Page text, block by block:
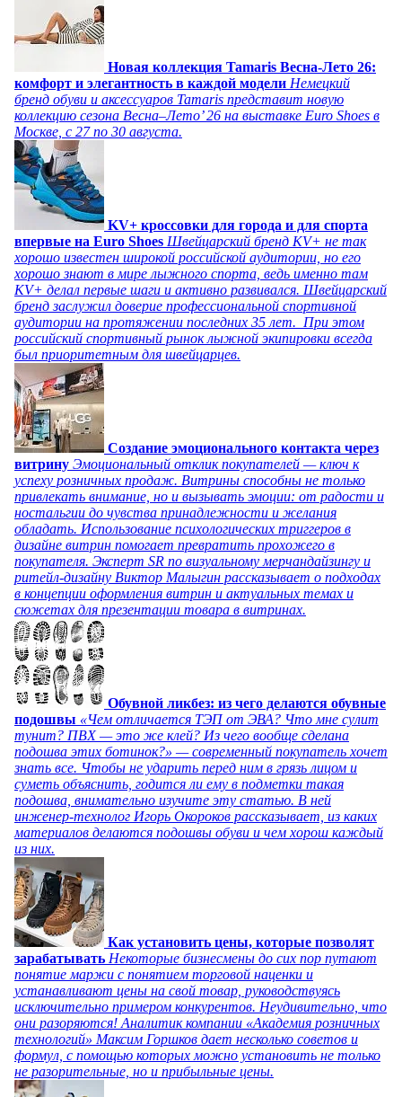
Новая коллекция Tamaris Весна-Лето 26:
комфорт и элегантность в каждой модели Немецкий
бренд обуви и аксессуаров Tamaris представит новую
коллекцию сезона Весна–Лето’ 26 на выставке Euro Shoes в
Москве, с 27 по 30 августа.
KV+ кроссовки для города и для спорта
впервые на Euro Shoes Швейцарский бренд KV+ не так
хорошо известен широкой российской аудитории, но его
хорошо знают в мире лыжного спорта, ведь именно там
KV+ делал первые шаги и активно развивался. Швейцарский
бренд заслужил доверие профессиональной спортивной
аудитории на протяжении последних 35 лет. При этом
российский спортивный рынок лыжной экипировки всегда
был приоритетным для швейцарцев.
Создание эмоционального контакта через
витрину Эмоциональный отклик покупателей — ключ к
успеху розничных продаж. Витрины способны не только
привлекать внимание, но и вызывать эмоции: от радости и
ностальгии до чувства принадлежности и желания
обладать. Использование психологических триггеров в
дизайне витрин помогает превратить прохожего в
покупателя. Эксперт SR по визуальному мерчандайзингу и
ритейл-дизайну Виктор Малыгин рассказывает о подходах
в концепции оформления витрин и актуальных темах и
сюжетах для презентации товара в витринах.
Обувной ликбез: из чего делаются обувные
подошвы «Чем отличается ТЭП от ЭВА? Что мне сулит
тунит? ПВХ — это же клей? Из чего вообще сделана
подошва этих ботинок?» — современный покупатель хочет
знать все. Чтобы не ударить перед ним в грязь лицом и
суметь объяснить, годится ли ему в подметки такая
подошва, внимательно изучите эту статью. В ней
инженер-технолог Игорь Окороков рассказывает, из каких
материалов делаются подошвы обуви и чем хорош каждый
из них.
Как установить цены, которые позволят
зарабатывать Некоторые бизнесмены до сих пор путают
понятие маржи с понятием торговой наценки и
устанавливают цены на свой товар, руководствуясь
исключительно примером конкурентов. Неудивительно, что
они разоряются! Аналитик компании «Академия розничных
технологий» Максим Горшков дает несколько советов и
формул, с помощью которых можно установить не только
не разорительные, но и прибыльные цены.